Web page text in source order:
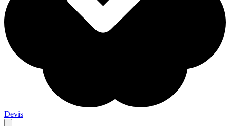
Devis